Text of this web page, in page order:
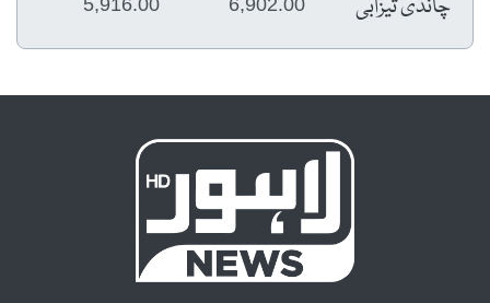
چاندی تیزابی 6,902.00
5,916.00